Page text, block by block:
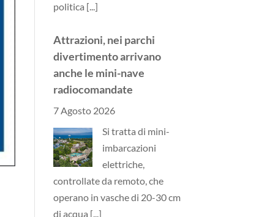
politica [...]
Attrazioni, nei parchi
divertimento arrivano
anche le mini-nave
radiocomandate
7 Agosto 2026
Si tratta di mini-
imbarcazioni
elettriche,
controllate da remoto, che
operano in vasche di 20-30 cm
di acqua [...]